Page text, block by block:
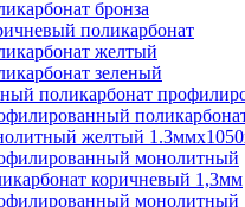
бронза
поликарбонат
желтый
зеленый
поликарбонат
желтый
монолитный
коричневый 1,3мм
монолитный